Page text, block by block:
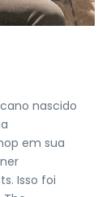
nascido
em sua
Isso foi